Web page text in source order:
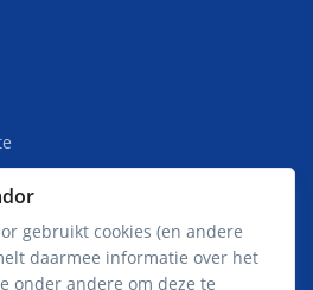
gebruikt cookies (en andere
daarmee informatie over het
onder andere om deze te